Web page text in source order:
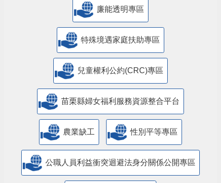
廉能透明專區
特殊境遇家庭扶助專區
兒童權利公約(CRC)專區
苗栗縣婦女福利服務資源整合平台
農業缺工 性別平等專區
公職人員利益衝突迴避法身分關係公開專區